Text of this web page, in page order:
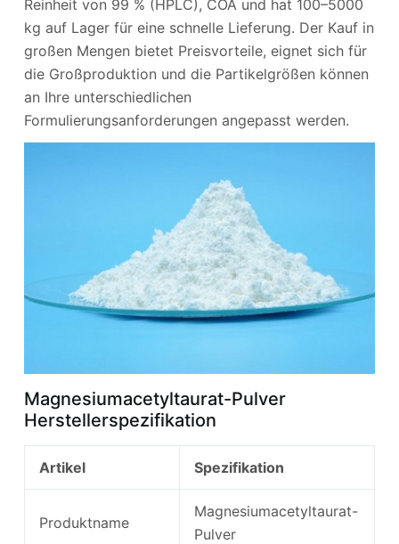
Reinheit von 99 % (HPLC), COA und hat 100–5000
kg auf Lager für eine schnelle Lieferung. Der Kauf in
großen Mengen bietet Preisvorteile, eignet sich für
die Großproduktion und die Partikelgrößen können
an Ihre unterschiedlichen
Formulierungsanforderungen angepasst werden.
Magnesiumacetyltaurat-Pulver
Herstellerspezifikation
Artikel Spezifikation
Produktname
Magnesiumacetyltaurat-
Pulver